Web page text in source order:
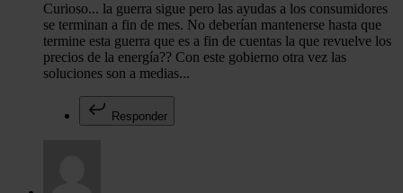
Curioso... la guerra sigue pero las ayudas a los consumidores
se terminan a fin de mes. No deberían mantenerse hasta que
termine esta guerra que es a fin de cuentas la que revuelve los
precios de la energía?? Con este gobierno otra vez las
soluciones son a medias...
Responder